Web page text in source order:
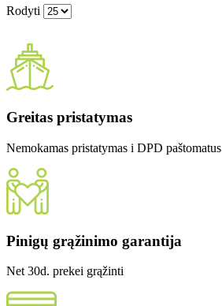
Rodyti
Greitas pristatymas
Nemokamas pristatymas i DPD paštomatus
Pinigų grąžinimo garantija
Net 30d. prekei grąžinti